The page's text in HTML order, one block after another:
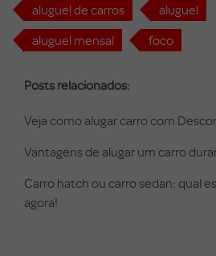
aluguel de carros
aluguel
aluguel mensal
foco
Posts relacionados:
Veja como alugar carro com
Vantagens de alugar um carro
Carro hatch ou carro sedan: qual
agora!